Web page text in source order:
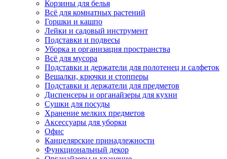
Корзины для белья
Всё для комнатных растений
Горшки и кашпо
Лейки и садовый инструмент
Подставки и подвесы
Уборка и организация пространства
Всё для мусора
Подставки и держатели для полотенец и салфеток
Вешалки, крючки и стопперы
Подставки и держатели для предметов
Диспенсеры и органайзеры для кухни
Сушки для посуды
Хранение мелких предметов
Аксессуары для уборки
Офис
Канцелярские принадлежности
Функциональный декор